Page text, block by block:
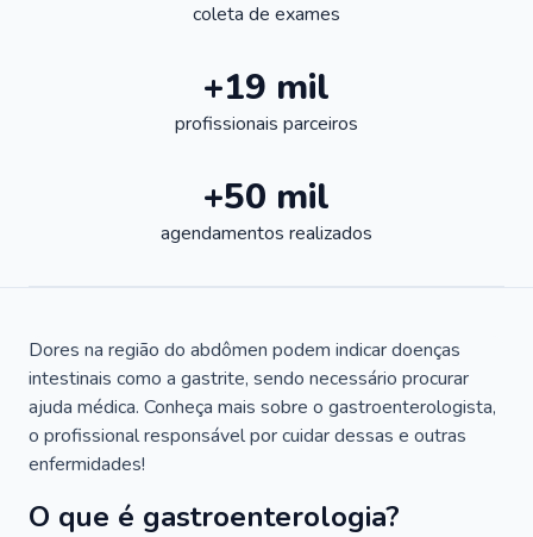
coleta de exames
+19 mil
profissionais parceiros
+50 mil
agendamentos realizados
Dores na região do abdômen podem indicar doenças
intestinais como a gastrite, sendo necessário procurar
ajuda médica. Conheça mais sobre o gastroenterologista,
o profissional responsável por cuidar dessas e outras
enfermidades!
O que é gastroenterologia?